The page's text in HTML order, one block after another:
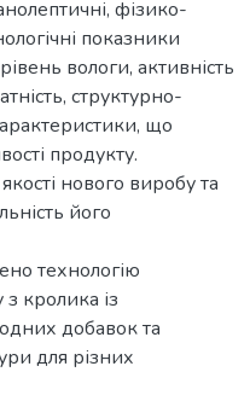
фізико-
показники
вологи, активність
структурно-
що
продукту.
нового виробу та
його
технологію
кролика із
добавок та
для різних